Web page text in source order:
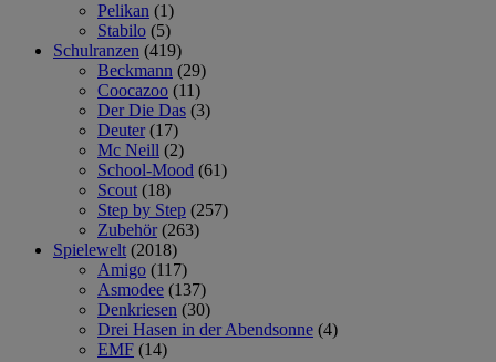
Pelikan (1)
Stabilo (5)
Schulranzen (419)
Beckmann (29)
Coocazoo (11)
Der Die Das (3)
Deuter (17)
Mc Neill (2)
School-Mood (61)
Scout (18)
Step by Step (257)
Zubehör (263)
Spielewelt (2018)
Amigo (117)
Asmodee (137)
Denkriesen (30)
Drei Hasen in der Abendsonne (4)
EMF (14)